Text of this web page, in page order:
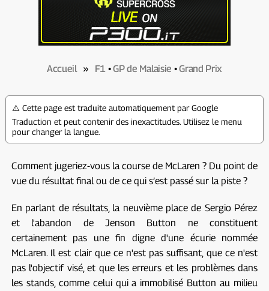
Accueil» F1 •GP de Malaisie •Grand Prix
⚠️ Cette page est traduite automatiquement par Google
Traduction et peut contenir des inexactitudes. Utilisez le menu
pour changer la langue.
Comment jugeriez-vous la course de McLaren ? Du point de
vue du résultat final ou de ce qui s’est passé sur la piste ?
En parlant de résultats, la neuvième place de Sergio Pérez
et l'abandon de Jenson Button ne constituent
certainement pas une fin digne d'une écurie nommée
McLaren. Il est clair que ce n'est pas suffisant, que ce n'est
pas l'objectif visé, et que les erreurs et les problèmes dans
les stands, comme celui qui a immobilisé Button au milieu